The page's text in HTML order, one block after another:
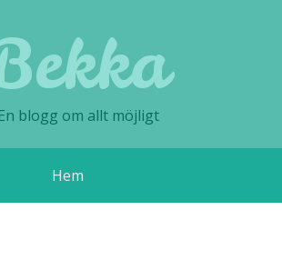
En blogg om allt möjligt
Hem